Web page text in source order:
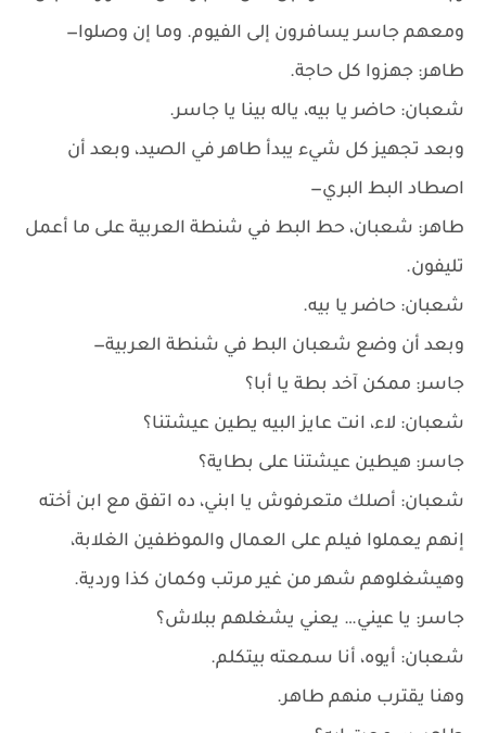
ومعهم جاسر يسافرون إلى الفيوم. وما إن وصلوا—
طاهر: جهزوا كل حاجة.
شعبان: حاضر يا بيه، ياله بينا يا جاسر.
وبعد تجهيز كل شيء يبدأ طاهر في الصيد، وبعد أن
اصطاد البط البري—
طاهر: شعبان، حط البط في شنطة العربية على ما أعمل
تليفون.
شعبان: حاضر يا بيه.
وبعد أن وضع شعبان البط في شنطة العربية—
جاسر: ممكن آخد بطة يا أبا؟
شعبان: لاء، انت عايز البيه يطين عيشتنا؟
جاسر: هيطين عيشتنا على بطاية؟
شعبان: أصلك متعرفوش يا ابني، ده اتفق مع ابن أخته
إنهم يعملوا فيلم على العمال والموظفين الغلابة،
وهيشغلوهم شهر من غير مرتب وكمان كذا وردية.
جاسر: يا عيني… يعني يشغلهم ببلاش؟
شعبان: أيوه، أنا سمعته بيتكلم.
وهنا يقترب منهم طاهر.